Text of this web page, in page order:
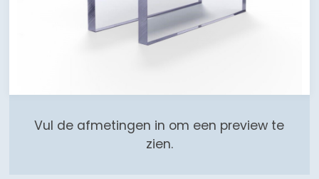
Vul de afmetingen in om een preview te
zien.